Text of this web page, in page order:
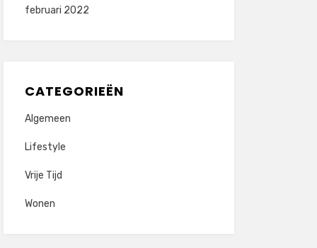
februari 2022
CATEGORIEËN
Algemeen
Lifestyle
Vrije Tijd
Wonen